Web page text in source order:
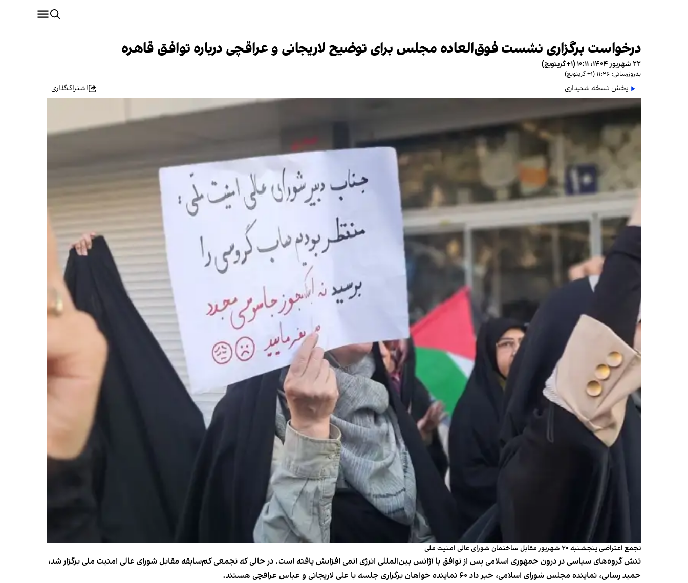
درخواست برگزاری نشست فوق‌العاده مجلس برای توضیح لاریجانی و عراقچی درباره توافق قاهره
۲۲ شهریور ۱۴۰۴، ۱۰:۱۱ (‎+۱ گرینویچ)
به‌روزرسانی: ۱۱:۲۶ (‎+۱ گرینویچ)
پخش نسخه شنیداری اشتراک‌گذاری
تجمع اعتراضی پنجشنبه ۲۰ شهریور مقابل ساختمان شورای عالی امنیت ملی
تنش گروه‌های سیاسی در درون جمهوری اسلامی پس از توافق با آژانس بین‌المللی انرژی اتمی افزایش یافته است. در حالی که تجمعی کم‌سابقه مقابل شورای عالی امنیت ملی برگزار شد،
حمید رسایی، نماینده مجلس شورای اسلامی، خبر داد ۶۰ نماینده خواهان برگزاری جلسه با علی لاریجانی و عباس عراقچی هستند.